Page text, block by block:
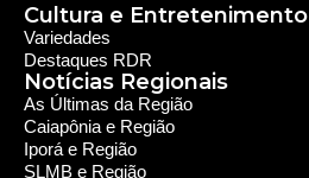
Cultura e Entretenimento
Notícias Regionais
As Últimas da Região
Caiapônia e Região
Iporá e Região
SLMB e Região
Variedades
Destaques RDR